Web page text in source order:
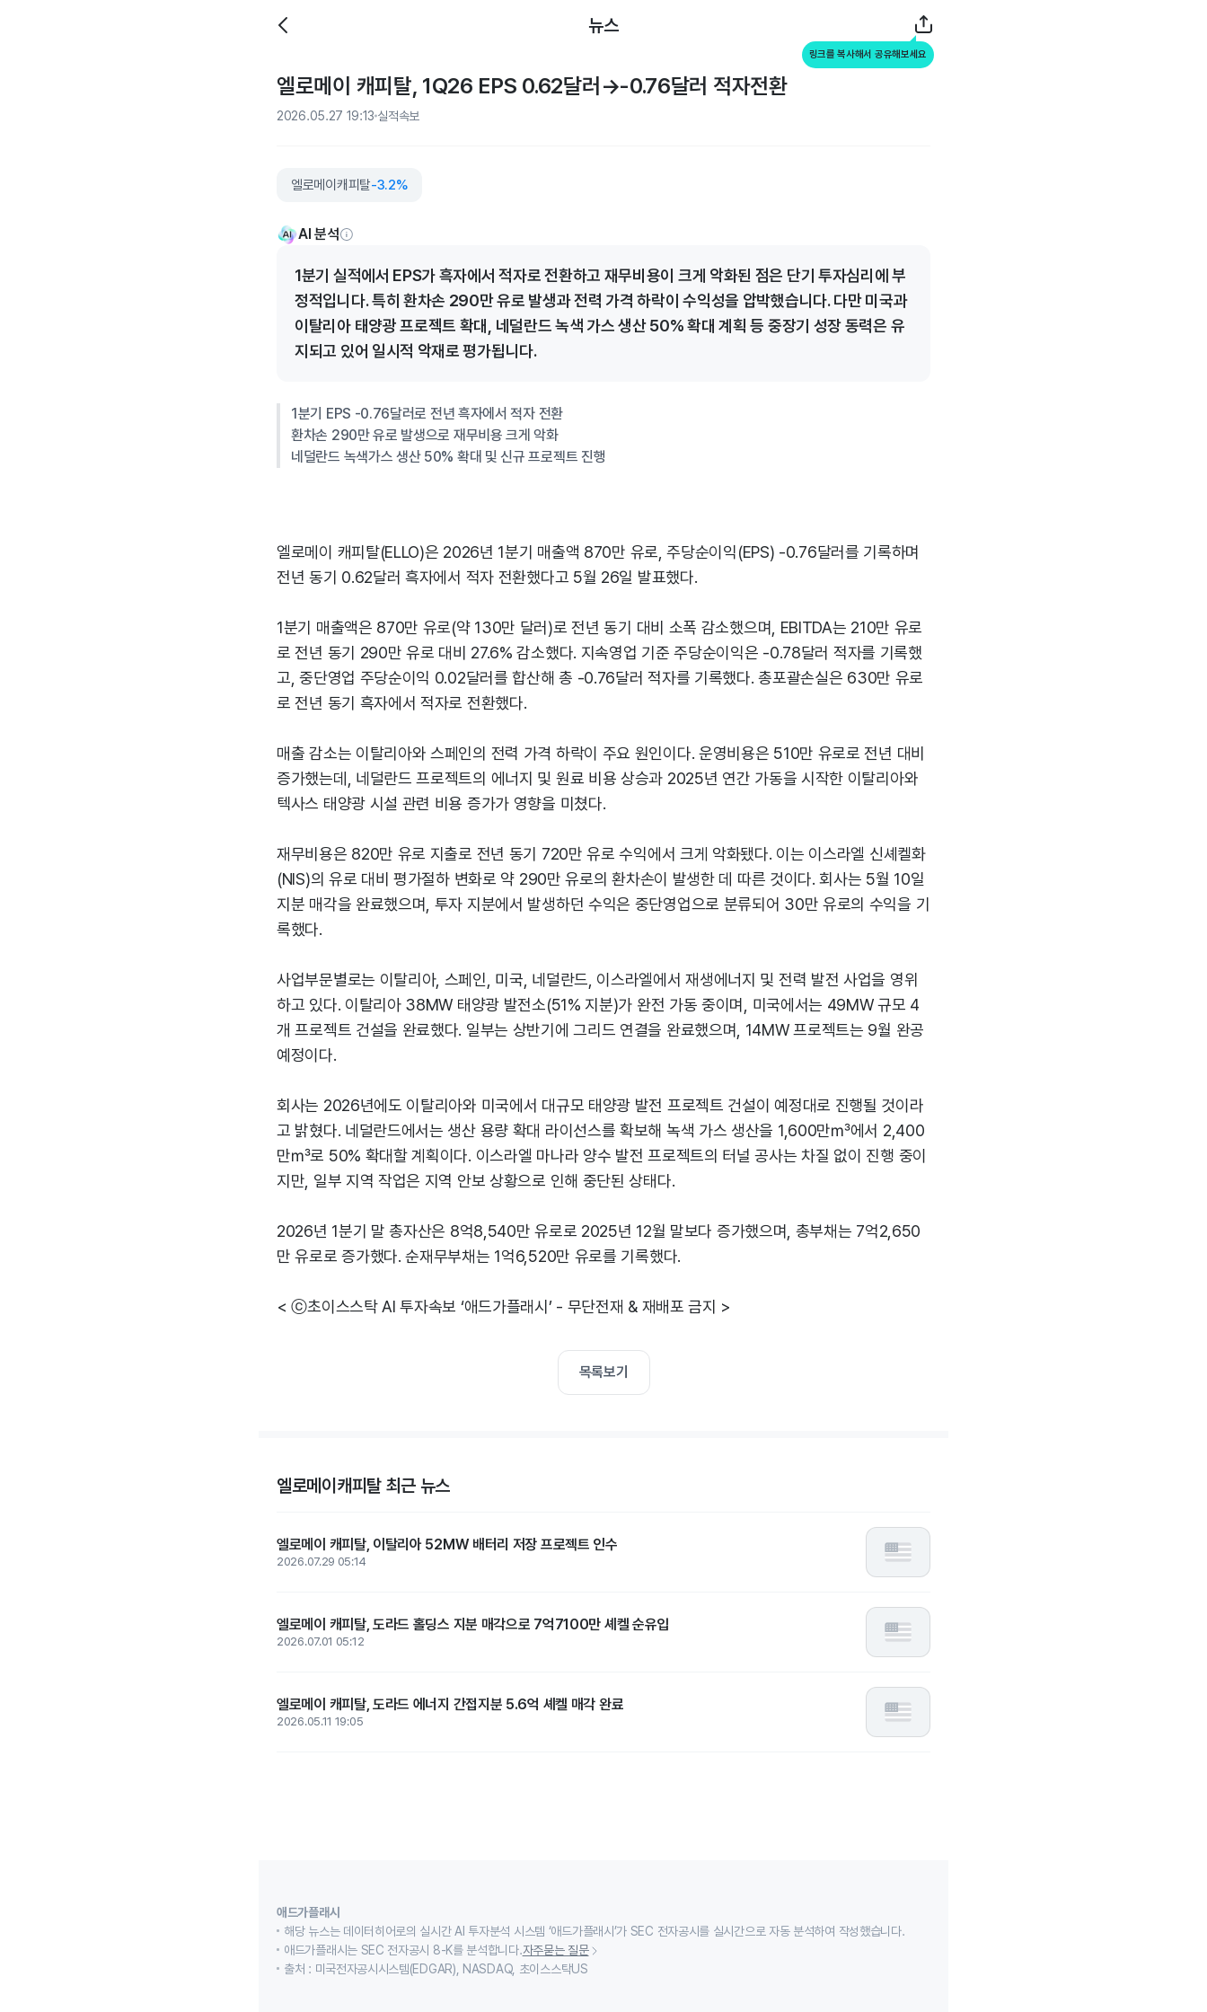
뉴스
링크를 복사해서 공유해보세요
엘로메이 캐피탈, 1Q26 EPS 0.62달러→-0.76달러 적자전환
2026.05.27 19:13 실적속보
엘로메이캐피탈-3.2%
AI 분석
1분기 실적에서 EPS가 흑자에서 적자로 전환하고 재무비용이 크게 악화된 점은 단기 투자심리에 부
정적입니다. 특히 환차손 290만 유로 발생과 전력 가격 하락이 수익성을 압박했습니다. 다만 미국과
이탈리아 태양광 프로젝트 확대, 네덜란드 녹색 가스 생산 50% 확대 계획 등 중장기 성장 동력은 유
지되고 있어 일시적 악재로 평가됩니다.
1분기 EPS -0.76달러로 전년 흑자에서 적자 전환
환차손 290만 유로 발생으로 재무비용 크게 악화
네덜란드 녹색가스 생산 50% 확대 및 신규 프로젝트 진행
엘로메이 캐피탈(ELLO)은 2026년 1분기 매출액 870만 유로, 주당순이익(EPS) -0.76달러를 기록하며
전년 동기 0.62달러 흑자에서 적자 전환했다고 5월 26일 발표했다.
1분기 매출액은 870만 유로(약 130만 달러)로 전년 동기 대비 소폭 감소했으며, EBITDA는 210만 유로
로 전년 동기 290만 유로 대비 27.6% 감소했다. 지속영업 기준 주당순이익은 -0.78달러 적자를 기록했
고, 중단영업 주당순이익 0.02달러를 합산해 총 -0.76달러 적자를 기록했다. 총포괄손실은 630만 유로
로 전년 동기 흑자에서 적자로 전환했다.
매출 감소는 이탈리아와 스페인의 전력 가격 하락이 주요 원인이다. 운영비용은 510만 유로로 전년 대비
증가했는데, 네덜란드 프로젝트의 에너지 및 원료 비용 상승과 2025년 연간 가동을 시작한 이탈리아와
텍사스 태양광 시설 관련 비용 증가가 영향을 미쳤다.
재무비용은 820만 유로 지출로 전년 동기 720만 유로 수익에서 크게 악화됐다. 이는 이스라엘 신셰켈화
(NIS)의 유로 대비 평가절하 변화로 약 290만 유로의 환차손이 발생한 데 따른 것이다. 회사는 5월 10일
지분 매각을 완료했으며, 투자 지분에서 발생하던 수익은 중단영업으로 분류되어 30만 유로의 수익을 기
록했다.
사업부문별로는 이탈리아, 스페인, 미국, 네덜란드, 이스라엘에서 재생에너지 및 전력 발전 사업을 영위
하고 있다. 이탈리아 38MW 태양광 발전소(51% 지분)가 완전 가동 중이며, 미국에서는 49MW 규모 4
개 프로젝트 건설을 완료했다. 일부는 상반기에 그리드 연결을 완료했으며, 14MW 프로젝트는 9월 완공
예정이다.
회사는 2026년에도 이탈리아와 미국에서 대규모 태양광 발전 프로젝트 건설이 예정대로 진행될 것이라
고 밝혔다. 네덜란드에서는 생산 용량 확대 라이선스를 확보해 녹색 가스 생산을 1,600만㎥에서 2,400
만㎥로 50% 확대할 계획이다. 이스라엘 마나라 양수 발전 프로젝트의 터널 공사는 차질 없이 진행 중이
지만, 일부 지역 작업은 지역 안보 상황으로 인해 중단된 상태다.
2026년 1분기 말 총자산은 8억8,540만 유로로 2025년 12월 말보다 증가했으며, 총부채는 7억2,650
만 유로로 증가했다. 순재무부채는 1억6,520만 유로를 기록했다.
< ⓒ초이스스탁 AI 투자속보 ‘애드가플래시’ - 무단전재 & 재배포 금지 >
목록보기
엘로메이캐피탈 최근 뉴스
엘로메이 캐피탈, 이탈리아 52MW 배터리 저장 프로젝트 인수
2026.07.29 05:14
엘로메이 캐피탈, 도라드 홀딩스 지분 매각으로 7억7100만 셰켈 순유입
2026.07.01 05:12
엘로메이 캐피탈, 도라드 에너지 간접지분 5.6억 셰켈 매각 완료
2026.05.11 19:05
애드가플래시
해당 뉴스는 데이터히어로의 실시간 AI 투자분석 시스템 ‘애드가플래시’가 SEC 전자공시를 실시간으로 자동 분석하여 작성했습니다.
애드가플래시는 SEC 전자공시 8-K를 분석합니다.자주묻는 질문
출처 : 미국전자공시시스템(EDGAR), NASDAQ, 초이스스탁US